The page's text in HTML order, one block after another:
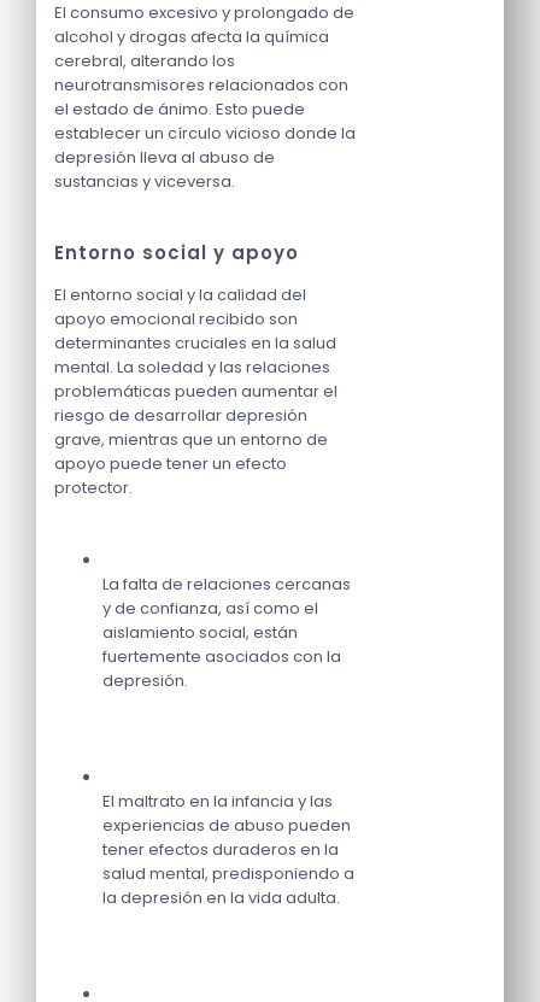
El consumo excesivo y prolongado de
alcohol y drogas afecta la química
cerebral, alterando los
neurotransmisores relacionados con
el estado de ánimo. Esto puede
establecer un círculo vicioso donde la
depresión lleva al abuso de
sustancias y viceversa.
Entorno social y apoyo
El entorno social y la calidad del
apoyo emocional recibido son
determinantes cruciales en la salud
mental. La soledad y las relaciones
problemáticas pueden aumentar el
riesgo de desarrollar depresión
grave, mientras que un entorno de
apoyo puede tener un efecto
protector.
La falta de relaciones cercanas
y de confianza, así como el
aislamiento social, están
fuertemente asociados con la
depresión.
El maltrato en la infancia y las
experiencias de abuso pueden
tener efectos duraderos en la
salud mental, predisponiendo a
la depresión en la vida adulta.